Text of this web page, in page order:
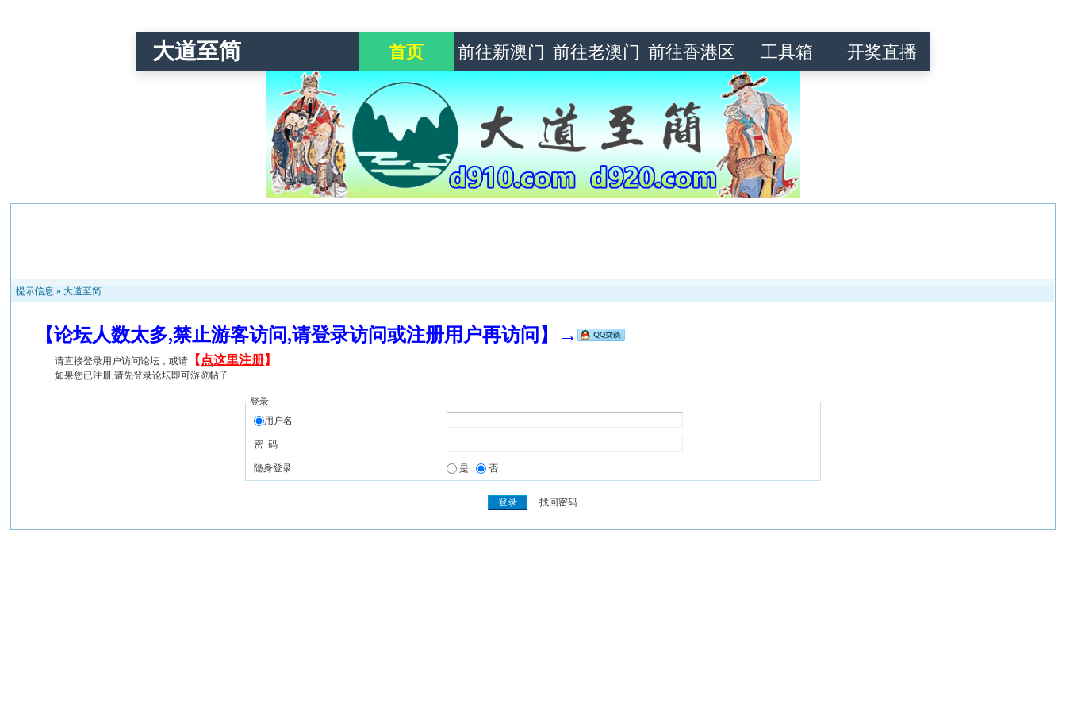
大道至简 首页 前往新澳门 前往老澳门 前往香港区 工具箱 开奖直播
提示信息 » 大道至简
【论坛人数太多,禁止游客访问,请登录访问或注册用户再访问】→
请直接登录用户访问论坛，或请 【 点这里注册】
如果您已注册,请先登录论坛即可游览帖子
登录
用户名
密 码
隐身登录 是 否
找回密码